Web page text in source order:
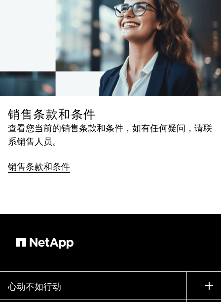
销售条款和条件
查看您当前的销售条款和条件，如有任何疑问，请联
系销售人员。
销售条款和条件
心动不如行动